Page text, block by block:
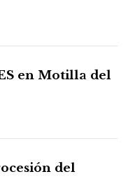
en Motilla del
del